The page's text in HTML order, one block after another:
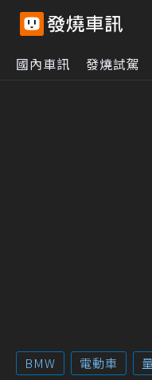
國內車訊 發燒試駕
BMW 電動車